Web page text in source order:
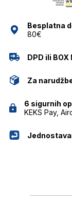
Besplatna
80€
DPD ili
Za
6 sigurnih
KEKS Pay,